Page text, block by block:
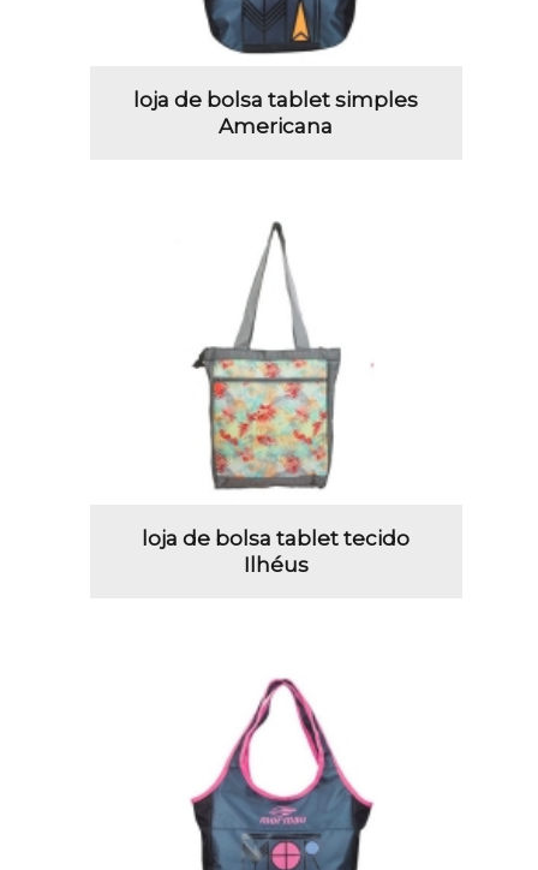
loja de bolsa tablet simples
Americana
loja de bolsa tablet tecido
Ilhéus